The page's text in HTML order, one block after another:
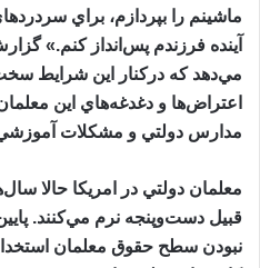
ماشينم را بپردازم، براي
آينده فرزندم پس‌انداز كنم.»
مي‌دهد كه دركنار اين شرايط
اعتراض‌ها و دغدغه‌هاي اين
مدارس دولتي و مشكلات
معلمان دولتي در امريكا حالا
قبيل دست‌وپنجه نرم مي‌كنند.
نبودن سطح حقوق معلمان